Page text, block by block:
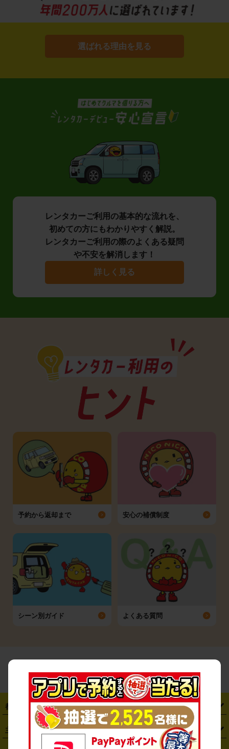
選ばれる理由を見る
レンタカーご利用の基本的な流れを、
初めての方にもわかりやすく解説。
レンタカーご利用の際のよくある疑問
や不安を解消します！
詳しく見る
予約から返却まで 安心の補償制度
シーン別ガイド よくある質問
都道府県から探す
・ 北海道 ・青森県 ・岩手県 ・宮城県 ・秋田県 ・山形県
東京都 神奈川県 ・埼玉県 ・ 千葉県 ・茨城県
主要駅から探す